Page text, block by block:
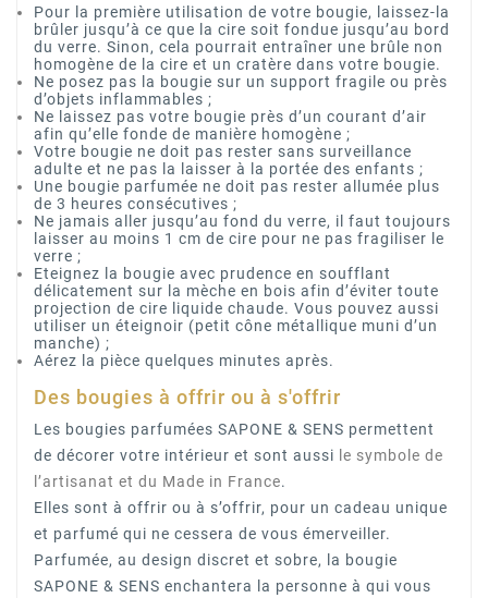
Pour la première utilisation de votre bougie, laissez-la
brûler jusqu’à ce que la cire soit fondue jusqu’au bord
du verre. Sinon, cela pourrait entraîner une brûle non
homogène de la cire et un cratère dans votre bougie.
Ne posez pas la bougie sur un support fragile ou près
d’objets inflammables ;
Ne laissez pas votre bougie près d’un courant d’air
afin qu’elle fonde de manière homogène ;
Votre bougie ne doit pas rester sans surveillance
adulte et ne pas la laisser à la portée des enfants ;
Une bougie parfumée ne doit pas rester allumée plus
de 3 heures consécutives ;
Ne jamais aller jusqu’au fond du verre, il faut toujours
laisser au moins 1 cm de cire pour ne pas fragiliser le
verre ;
Eteignez la bougie avec prudence en soufflant
délicatement sur la mèche en bois afin d’éviter toute
projection de cire liquide chaude. Vous pouvez aussi
utiliser un éteignoir (petit cône métallique muni d’un
manche) ;
Aérez la pièce quelques minutes après.
Des bougies à offrir ou à s'offrir
Les bougies parfumées SAPONE & SENS permettent
de décorer votre intérieur et sont aussi le symbole de
l’artisanat et du Made in France.
Elles sont à offrir ou à s’offrir, pour un cadeau unique
et parfumé qui ne cessera de vous émerveiller.
Parfumée, au design discret et sobre, la bougie
SAPONE & SENS enchantera la personne à qui vous